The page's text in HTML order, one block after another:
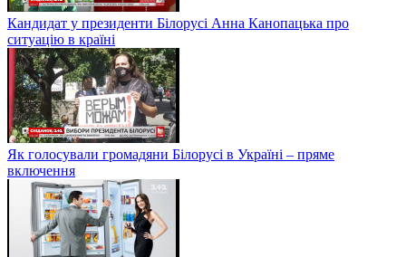
Кандидат у президенти Білорусі Анна Канопацька про
ситуацію в країні
Як голосували громадяни Білорусі в Україні – пряме
включення